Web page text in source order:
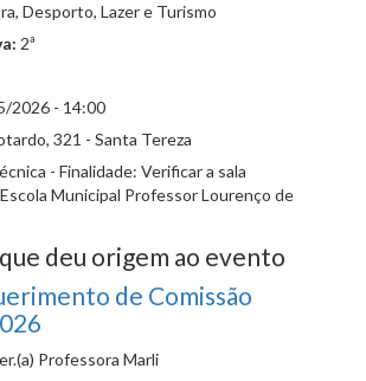
Desporto, Lazer e Turismo
2ª
2026 - 14:00
321 - Santa Tereza
- Finalidade: Verificar a sala
Municipal Professor Lourenço de
deu origem ao evento
de Comissão
Professora Marli